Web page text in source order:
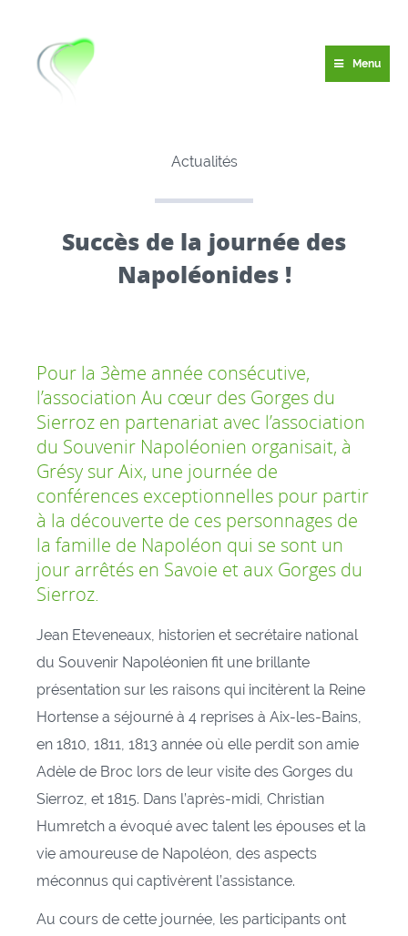
Actualités
Succès de la journée des
Napoléonides !
Pour la 3ème année consécutive,
l’association Au cœur des Gorges du
Sierroz en partenariat avec l’association
du Souvenir Napoléonien organisait, à
Grésy sur Aix, une journée de
conférences exceptionnelles pour partir
à la découverte de ces personnages de
la famille de Napoléon qui se sont un
jour arrêtés en Savoie et aux Gorges du
Sierroz.
Jean Eteveneaux, historien et secrétaire national
du Souvenir Napoléonien fit une brillante
présentation sur les raisons qui incitèrent la Reine
Hortense a séjourné à 4 reprises à Aix-les-Bains,
en 1810, 1811, 1813 année où elle perdit son amie
Adèle de Broc lors de leur visite des Gorges du
Sierroz, et 1815. Dans l’après-midi, Christian
Humretch a évoqué avec talent les épouses et la
vie amoureuse de Napoléon, des aspects
méconnus qui captivèrent l’assistance.
Au cours de cette journée, les participants ont
Menu